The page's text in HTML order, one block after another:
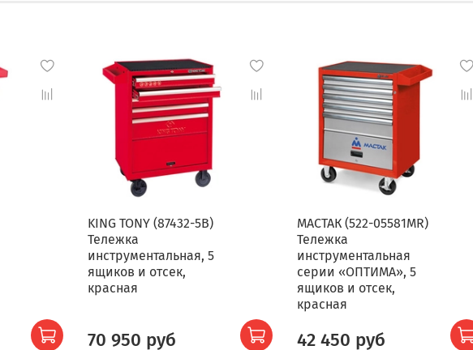
KING TONY (87432-5B)
Тележка
инструментальная, 5
ящиков и отсек,
красная
70 950 руб
МАСТАК (522-05581MR)
Тележка
инструментальная
серии «ОПТИМА», 5
ящиков и отсек,
красная
42 450 руб